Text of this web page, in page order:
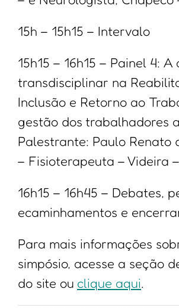
15h – 15h15 – Intervalo
15h15 – 16h15 – Painel 4: A
transdisciplinar na
Inclusão e Retorno ao
gestão dos trabalhadores
Palestrante: Paulo Renato
– Fisioterapeuta – Videira –
16h15 – 16h45 – Debates,
ecaminhamentos e
Para mais informações
simpósio, acesse a seção
do site ou clique aqui.